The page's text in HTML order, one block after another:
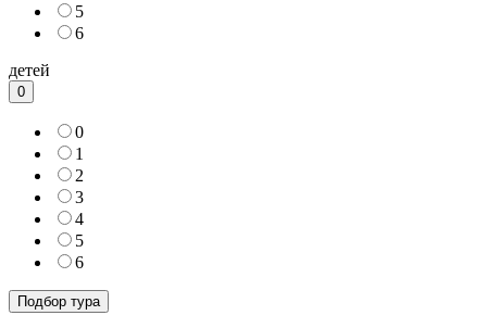
5
6
детей
0
0
1
2
3
4
5
6